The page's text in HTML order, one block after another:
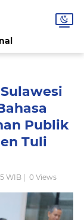
Publik
Tuli
WIB | 0Views